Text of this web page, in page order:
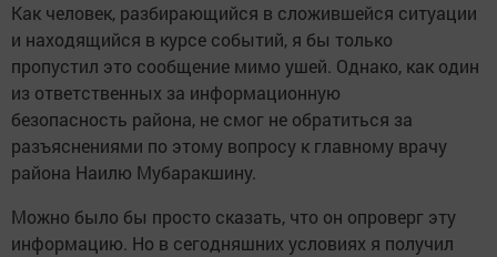
Как человек, разбирающийся в сложившейся ситуации
и находящийся в курсе событий, я бы только
пропустил это сообщение мимо ушей. Однако, как один
из ответственных за информационную
безопасность района, не смог не обратиться за
разъяснениями по этому вопросу к главному врачу
района Наилю Мубаракшину.
Можно было бы просто сказать, что он опроверг эту
информацию. Но в сегодняшних условиях я получил